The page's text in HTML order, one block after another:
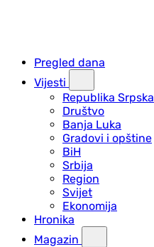
Pregled dana
Vijesti
Republika Srpska
Društvo
Banja Luka
Gradovi i opštine
BiH
Srbija
Region
Svijet
Ekonomija
Hronika
Magazin